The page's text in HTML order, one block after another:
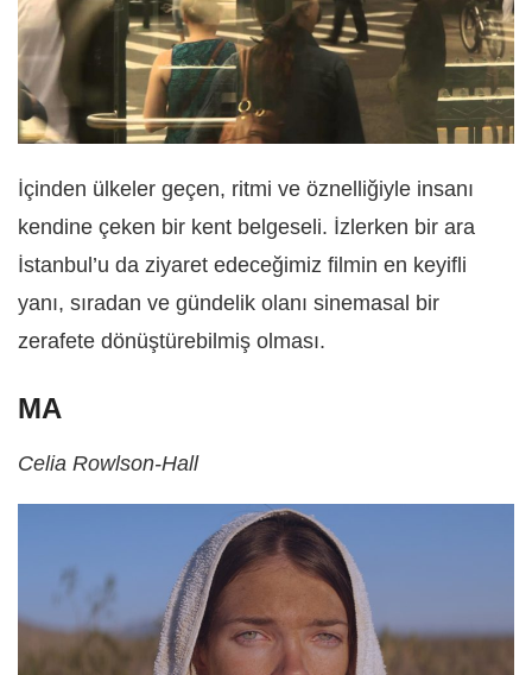
İçinden ülkeler geçen, ritmi ve öznelliğiyle insanı
kendine çeken bir kent belgeseli. İzlerken bir ara
İstanbul’u da ziyaret edeceğimiz filmin en keyifli
yanı, sıradan ve gündelik olanı sinemasal bir
zerafete dönüştürebilmiş olması.
MA
Celia Rowlson-Hall